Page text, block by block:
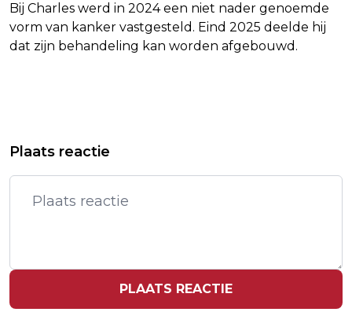
Bij Charles werd in 2024 een niet nader genoemde
vorm van kanker vastgesteld. Eind 2025 deelde hij
dat zijn behandeling kan worden afgebouwd.
KANTOORMEDEWERKERS OP IT-
NOS JEUGDJOURNAAL WINT ERE
ZILVEREN NIPKOWSCHIJF
Plaats reactie
PLAATS REACTIE